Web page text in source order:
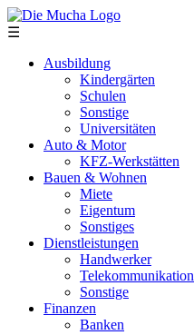
Direkt zum Inhalt
☰
Ausbildung
Kindergärten
Schulen
Sonstige
Universitäten
Auto & Motor
KFZ-Werkstätten
Bauen & Wohnen
Miete
Eigentum
Sonstiges
Dienstleistungen
Handwerker
Telekommunikation
Sonstige
Finanzen
Banken